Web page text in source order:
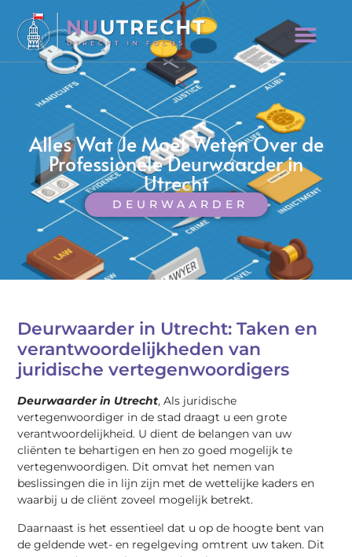
Alles Wat Je Moet Weten Over de
Professionele Deurwaarder in
Utrecht
DEURWAARDER
Deurwaarder in Utrecht: Taken en
verantwoordelijkheden van
juridische vertegenwoordigers
Deurwaarder in Utrecht, Als juridische
vertegenwoordiger in de stad draagt u een grote
verantwoordelijkheid. U dient de belangen van uw
cliënten te behartigen en hen zo goed mogelijk te
vertegenwoordigen. Dit omvat het nemen van
beslissingen die in lijn zijn met de wettelijke kaders en
waarbij u de cliënt zoveel mogelijk betrekt.
Daarnaast is het essentieel dat u op de hoogte bent van
de geldende wet- en regelgeving omtrent uw taken. Dit